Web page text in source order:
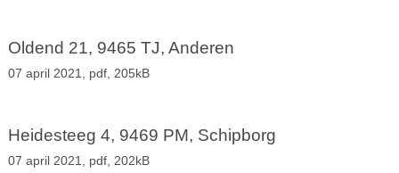
Oldend 21, 9465 TJ, Anderen
07 april 2021, pdf, 205kB
Heidesteeg 4, 9469 PM, Schipborg
07 april 2021, pdf, 202kB